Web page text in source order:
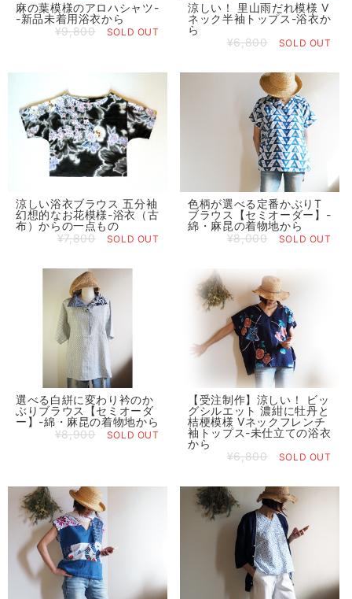
麻の葉模様のアロハシャツ-
-新品未着用浴衣から
¥9,800
SOLD OUT
涼しい！ 里山雨だれ模様 V
ネック半袖トップス-浴衣か
ら
¥6,800
SOLD OUT
涼しい浴衣ブラウス 五分袖
幻想的なお花模様-浴衣（古
布）からの一点もの
¥7,800
SOLD OUT
色柄が選べる定番かぶりT
ブラウス【セミオーダー】-
綿・麻昆の着物地から
¥8,000
SOLD OUT
選べる白絣に変わり衿のか
ぶりブラウス【セミオーダ
ー】-綿・麻昆の着物地から
¥8,900
SOLD OUT
【受注制作】涼しい！ ビッ
グシルエット 濃紺に牡丹と
桔梗模様 Vネックフレンチ
袖トップス-未仕立ての浴衣
から
¥6,800
SOLD OUT